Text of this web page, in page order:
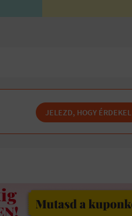
JELEZD, HOGY ÉRDEKEL